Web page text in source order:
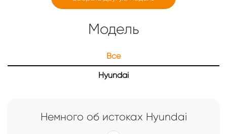
Главная Каталог Коврики EVA Smart для Hyundai
Коврики EVA Smart для Hyundai
Модель
Все
Hyundai
Немного об истоках Hyundai